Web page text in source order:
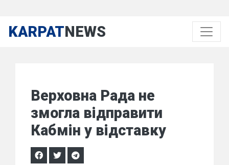
KARPATNEWS
Верховна Рада не
змогла відправити
Кабмін у відставку